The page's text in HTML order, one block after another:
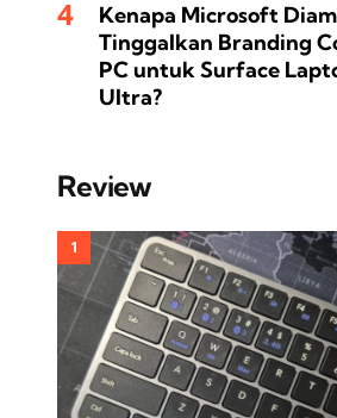
Kenapa Microsoft
Tinggalkan Branding
PC untuk Surface
Ultra?
Review